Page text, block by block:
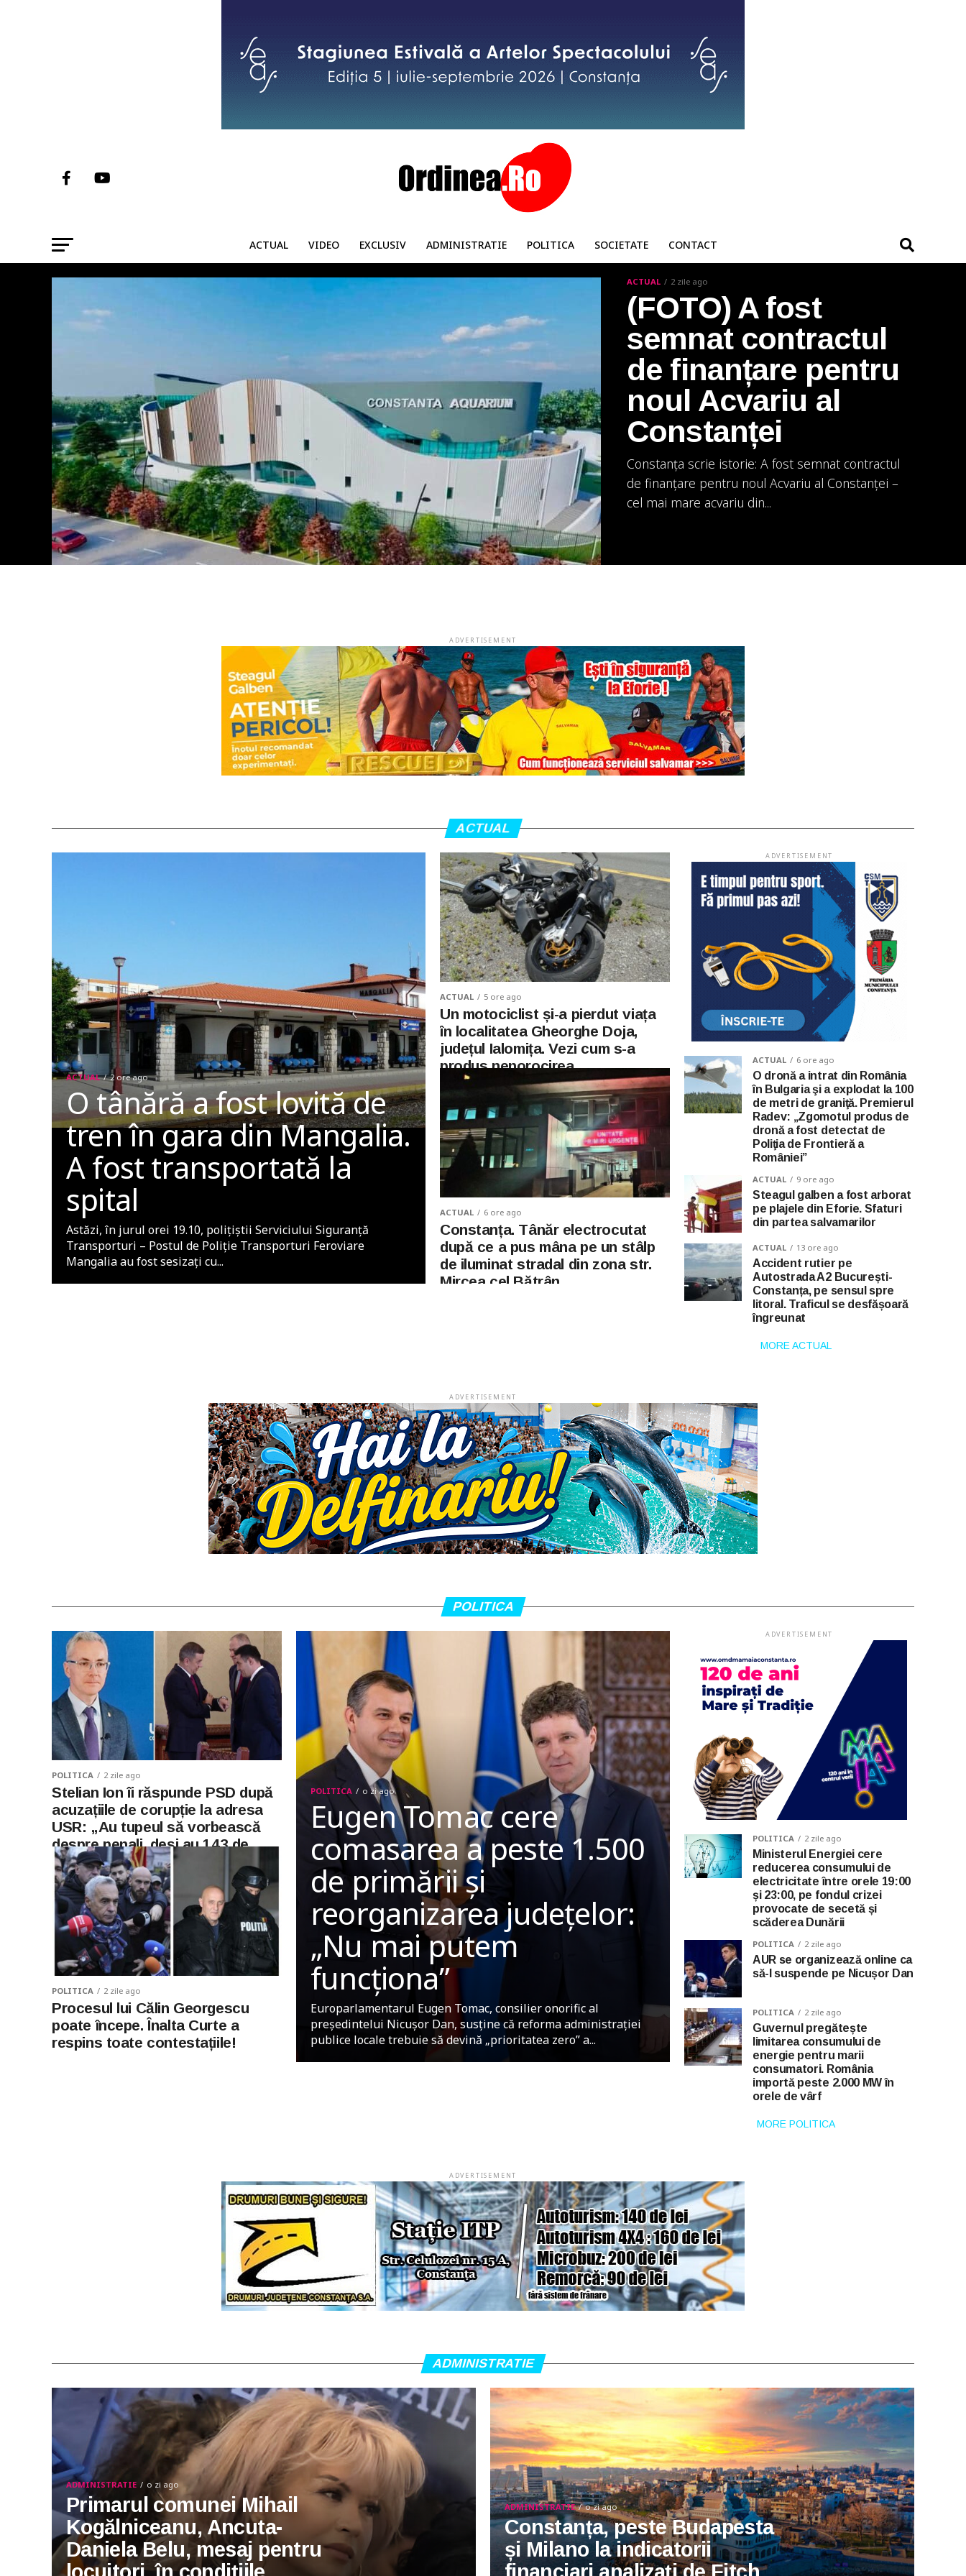
ACTUAL VIDEO EXCLUSIV ADMINISTRATIE POLITICA SOCIETATE CONTACT
ACTUAL 2 zile ago
(FOTO) A fost
semnat contractul
de finanțare pentru
noul Acvariu al
Constanței
Constanța scrie istorie: A fost semnat contractul
de finanțare pentru noul Acvariu al Constanței –
cel mai mare acvariu din...
ADVERTISEMENT
ACTUAL
ACTUAL 2 ore ago
O tânără a fost lovită de
tren în gara din Mangalia.
A fost transportată la
spital
Astăzi, în jurul orei 19.10, polițiștii Serviciului Siguranță
Transporturi – Postul de Poliție Transporturi Feroviare
Mangalia au fost sesizați cu...
ACTUAL 5 ore ago
Un motociclist și-a pierdut viața
în localitatea Gheorghe Doja,
județul Ialomița. Vezi cum s-a
produs nenorocirea
ACTUAL 6 ore ago
Constanța. Tânăr electrocutat
după ce a pus mâna pe un stâlp
de iluminat stradal din zona str.
Mircea cel Bătrân
ADVERTISEMENT
ACTUAL 6 ore ago
O dronă a intrat din România
în Bulgaria şi a explodat la 100
de metri de graniţă. Premierul
Radev: „Zgomotul produs de
dronă a fost detectat de
Poliţia de Frontieră a
României”
ACTUAL 9 ore ago
Steagul galben a fost arborat
pe plajele din Eforie. Sfaturi
din partea salvamarilor
ACTUAL 13 ore ago
Accident rutier pe
Autostrada A2 București-
Constanța, pe sensul spre
litoral. Traficul se desfășoară
îngreunat
MORE ACTUAL
ADVERTISEMENT
POLITICA
POLITICA o zi ago
Eugen Tomac cere
comasarea a peste 1.500
de primării și
reorganizarea județelor:
„Nu mai putem
funcționa”
Europarlamentarul Eugen Tomac, consilier onorific al
președintelui Nicușor Dan, susține că reforma administrației
publice locale trebuie să devină „prioritatea zero” a...
POLITICA 2 zile ago
Stelian Ion îi răspunde PSD după
acuzațiile de corupție la adresa
USR: „Au tupeul să vorbească
despre penali, deși au 143 de
condamnați definitiv“
POLITICA 2 zile ago
Procesul lui Călin Georgescu
poate începe. Înalta Curte a
respins toate contestațiile!
ADVERTISEMENT
POLITICA 2 zile ago
Ministerul Energiei cere
reducerea consumului de
electricitate între orele 19:00
și 23:00, pe fondul crizei
provocate de secetă și
scăderea Dunării
POLITICA 2 zile ago
AUR se organizează online ca
să-l suspende pe Nicușor Dan
POLITICA 2 zile ago
Guvernul pregătește
limitarea consumului de
energie pentru marii
consumatori. România
importă peste 2.000 MW în
orele de vârf
MORE POLITICA
ADVERTISEMENT
ADMINISTRATIE
ADMINISTRATIE o zi ago
Primarul comunei Mihail
Kogălniceanu, Ancuta-
Daniela Belu, mesaj pentru
ADMINISTRATIE o zi ago
Constanța, peste Budapesta
și Milano la indicatorii